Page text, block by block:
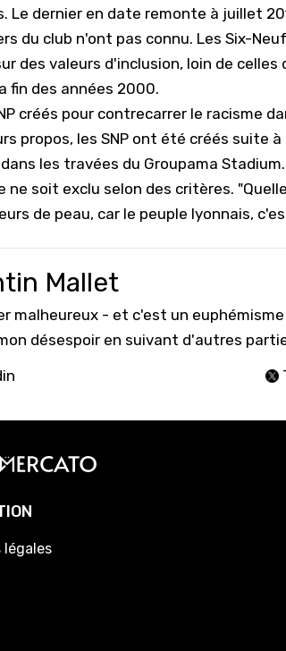
Le dernier en date remonte à juillet
du club n'ont pas connu. Les Six-
des valeurs d'inclusion, loin de
fin des années 2000.
créés pour contrecarrer le racisme
propos, les SNP ont été créés suite
les travées du Groupama
ne soit exclu selon des critères.
de peau, car le peuple lyonnais,
Mallet
malheureux - et c'est un
désespoir en suivant d'autres
légales